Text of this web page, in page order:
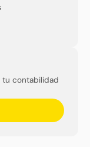
tu contabilidad